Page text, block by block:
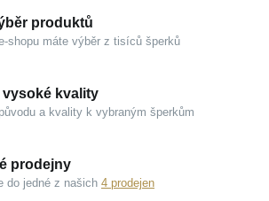
produktů
shopu máte výběr z tisíců šperků
vysoké kvality
a kvality k vybraným šperkům
prodejny
do jedné z našich 4 prodejen